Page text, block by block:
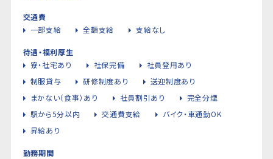
交通費
一部支給
全額支給 支給なし
待遇・福利厚生
寮・社宅あり
社保完備
社員登用あり
制服貸与
研修制度あり
送迎制度あり
まかない（食事）あり
社員割引あり
完全分煙
駅から5分以内
交通費支給
バイク・車通勤OK
昇給あり
勤務期間